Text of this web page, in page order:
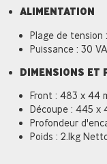
ALIMENTATION
Plage de tension
Puissance : 30 VA
DIMENSIONS ET
Front : 483 x 44
Découpe : 445 x
Profondeur
Poids : 2.1kg